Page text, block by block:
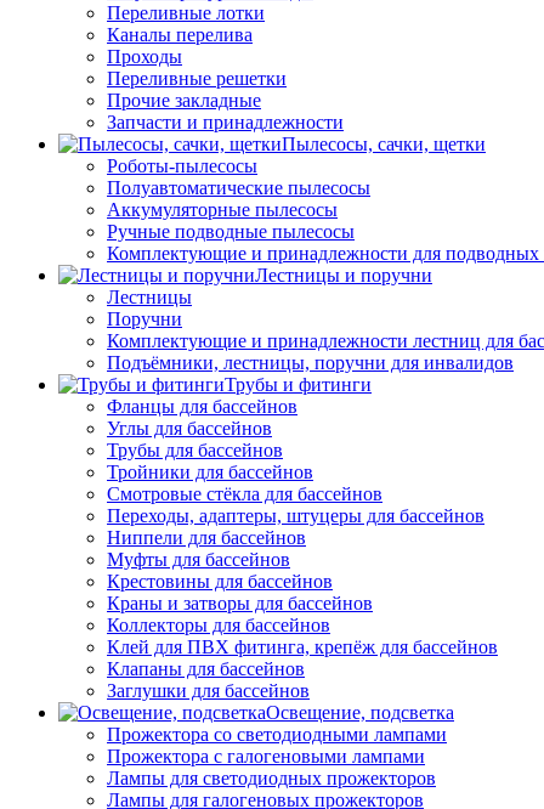
Переливные лотки
Каналы перелива
Проходы
Переливные решетки
Прочие закладные
Запчасти и принадлежности
Пылесосы, сачки, щетки
Роботы-пылесосы
Полуавтоматические пылесосы
Аккумуляторные пылесосы
Ручные подводные пылесосы
Комплектующие и принадлежности для подводных
Лестницы и поручни
Лестницы
Поручни
Комплектующие и принадлежности лестниц для
Подъёмники, лестницы, поручни для инвалидов
Трубы и фитинги
Фланцы для бассейнов
Углы для бассейнов
Трубы для бассейнов
Тройники для бассейнов
Смотровые стёкла для бассейнов
Переходы, адаптеры, штуцеры для бассейнов
Ниппели для бассейнов
Муфты для бассейнов
Крестовины для бассейнов
Краны и затворы для бассейнов
Коллекторы для бассейнов
Клей для ПВХ фитинга, крепёж для бассейнов
Клапаны для бассейнов
Заглушки для бассейнов
Освещение, подсветка
Прожектора со светодиодными лампами
Прожектора с галогеновыми лампами
Лампы для светодиодных прожекторов
Лампы для галогеновых прожекторов